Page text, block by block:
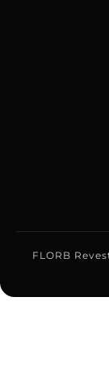
FLORB